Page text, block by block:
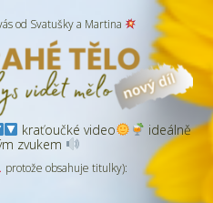
od Svatušky a Martina
kraťoučké video
ideálně
zvukem
protože obsahuje titulky):